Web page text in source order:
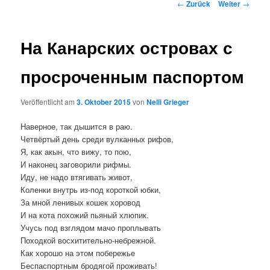
← Zurück Weiter →
На Канарских островах с
просроченным паспортом
Veröffentlicht am3. Oktober 2015vonNelli Grieger
Наверное, так дышится в раю.
Четвёртый день среди вулканных рифов,
Я, как акын, что вижу, то пою,
И наконец заговорили рифмы.
Иду, не надо втягивать живот,
Коленки внутрь из-под короткой юбки,
За мной ленивых кошек хоровод
И на кота похожий пьяный хлюпик.
Учусь под взглядом мачо проплывать
Походкой восхитительно-небрежной.
Как хорошо на этом побережье
Беспаспортным бродягой проживать!